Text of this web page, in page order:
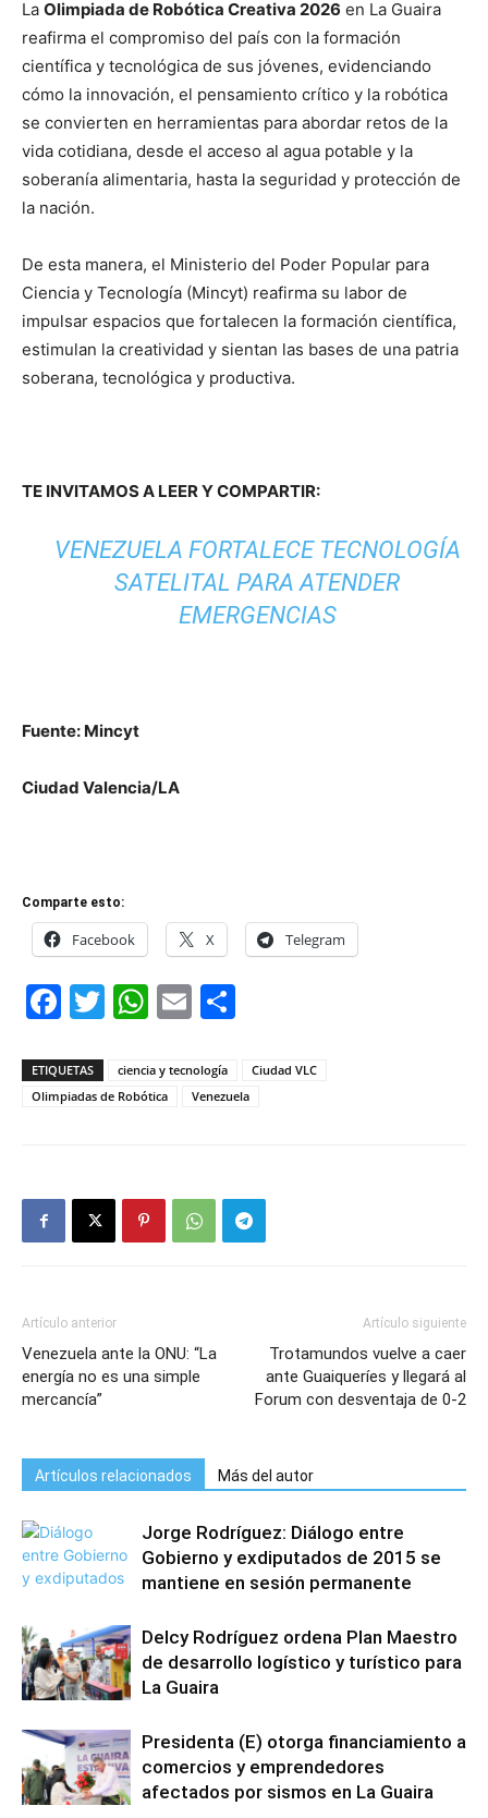
La Olimpiada de Robótica Creativa 2026 en La Guaira
reafirma el compromiso del país con la formación
científica y tecnológica de sus jóvenes, evidenciando
cómo la innovación, el pensamiento crítico y la robótica
se convierten en herramientas para abordar retos de la
vida cotidiana, desde el acceso al agua potable y la
soberanía alimentaria, hasta la seguridad y protección de
la nación.
De esta manera, el Ministerio del Poder Popular para
Ciencia y Tecnología (Mincyt) reafirma su labor de
impulsar espacios que fortalecen la formación científica,
estimulan la creatividad y sientan las bases de una patria
soberana, tecnológica y productiva.
TE INVITAMOS A LEER Y COMPARTIR:
VENEZUELA FORTALECE TECNOLOGÍA
SATELITAL PARA ATENDER
EMERGENCIAS
Fuente: Mincyt
Ciudad Valencia/LA
Comparte esto:
Facebook X Telegram
Facebook
Twitter
WhatsApp
Email
ETIQUETAS ciencia y tecnología
Ciudad VLC
Olimpiadas de Robótica
Venezuela
Artículo anterior
Venezuela ante la ONU: “La
energía no es una simple
mercancía”
Artículo siguiente
Trotamundos vuelve a caer
ante Guaiqueríes y llegará al
Forum con desventaja de 0-2
Artículos relacionados Más del autor
Jorge Rodríguez: Diálogo entre
Gobierno y exdiputados de 2015 se
mantiene en sesión permanente
Delcy Rodríguez ordena Plan Maestro
de desarrollo logístico y turístico para
La Guaira
Presidenta (E) otorga financiamiento a
comercios y emprendedores
afectados por sismos en La Guaira